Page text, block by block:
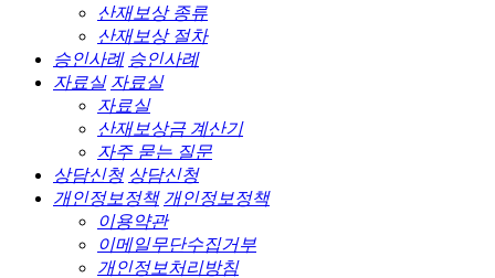
산재보상 종류
산재보상 절차
승인사례 승인사례
자료실 자료실
자료실
산재보상금 계산기
자주 묻는 질문
상담신청 상담신청
개인정보정책 개인정보정책
이용약관
이메일무단수집거부
개인정보처리방침